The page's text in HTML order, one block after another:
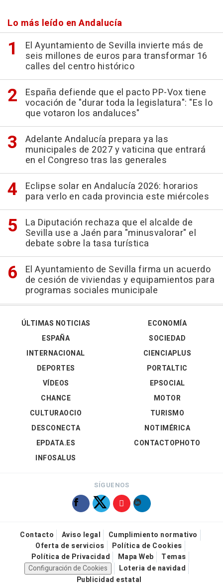
Lo más leído en Andalucía
El Ayuntamiento de Sevilla invierte más de
seis millones de euros para transformar 16
calles del centro histórico
España defiende que el pacto PP-Vox tiene
vocación de "durar toda la legislatura": "Es lo
que votaron los andaluces"
Adelante Andalucía prepara ya las
municipales de 2027 y vaticina que entrará
en el Congreso tras las generales
Eclipse solar en Andalucía 2026: horarios
para verlo en cada provincia este miércoles
La Diputación rechaza que el alcalde de
Sevilla use a Jaén para "minusvalorar" el
debate sobre la tasa turística
El Ayuntamiento de Sevilla firma un acuerdo
de cesión de viviendas y equipamientos para
programas sociales municipale
ÚLTIMAS NOTICIAS
ESPAÑA
INTERNACIONAL
DEPORTES
VÍDEOS
ECONOMÍA
SOCIEDAD
CIENCIAPLUS
PORTALTIC
EPSOCIAL
CHANCE
CULTURAOCIO
DESCONECTA
EPDATA.ES
INFOSALUS
MOTOR
TURISMO
NOTIMÉRICA
CONTACTOPHOTO
SÍGUENOS
Contacto Aviso legal
Cumplimiento normativo
Oferta de servicios
Política de Cookies
Política de Privacidad
Mapa Web
Temas
Configuración de Cookies
Loteria de navidad
Publicidad estatal